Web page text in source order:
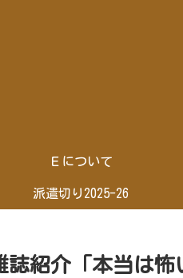
Ｅについて
派遣切り2025-26
誌紹介「本当は